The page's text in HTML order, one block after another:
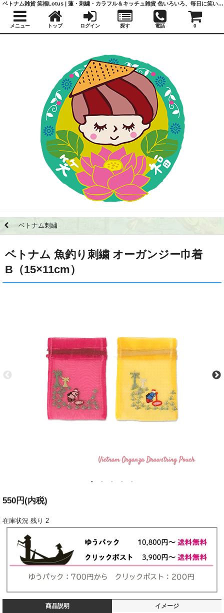
ベトナム刺繍
ベトナム 魚釣り刺繍 オーガンジー巾着
B（15×11cm）
550円(内税)
在庫状況 残り 2
商品説明 イメージ
ベトナム雑貨 笑福Lotus | 蓮・刺繍・カラフル＆キッチュ雑貨 色いろいろ、毎日に笑いと福を
メニュー トップ ログイン 探す 電話 0